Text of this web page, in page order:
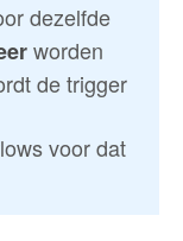
dezelfde
worden
de trigger
voor dat